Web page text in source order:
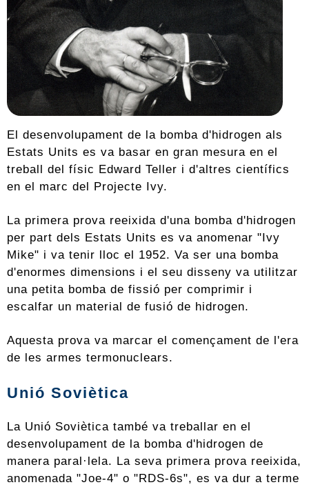
El desenvolupament de la bomba d'hidrogen als
Estats Units es va basar en gran mesura en el
treball del físic Edward Teller i d'altres científics
en el marc del Projecte Ivy.
La primera prova reeixida d'una bomba d'hidrogen
per part dels Estats Units es va anomenar "Ivy
Mike" i va tenir lloc el 1952. Va ser una bomba
d'enormes dimensions i el seu disseny va utilitzar
una petita bomba de fissió per comprimir i
escalfar un material de fusió de hidrogen.
Aquesta prova va marcar el començament de l'era
de les armes termonuclears.
Unió Soviètica
La Unió Soviètica també va treballar en el
desenvolupament de la bomba d'hidrogen de
manera paral·lela. La seva primera prova reeixida,
anomenada "Joe-4" o "RDS-6s", es va dur a terme